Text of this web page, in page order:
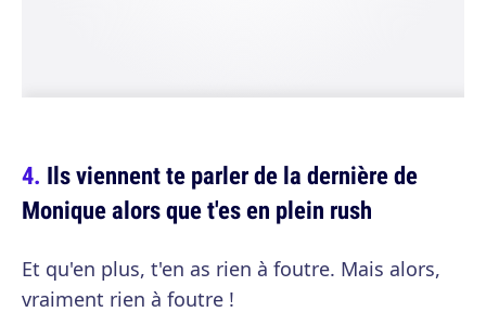
Ils viennent te parler de la dernière de
Monique alors que t'es en plein rush
Et qu'en plus, t'en as rien à foutre. Mais alors,
vraiment rien à foutre !